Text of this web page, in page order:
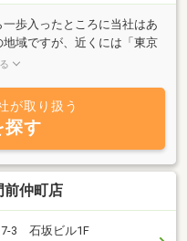
歩入ったところに当社はあ
域ですが、近くには「東京
あり、縁結びの神様として
す。事務所やお部屋を探さ
、また不動産に関する御質
さい。
が取り扱う
探す
仲町店
7-3 石坂ビル1F